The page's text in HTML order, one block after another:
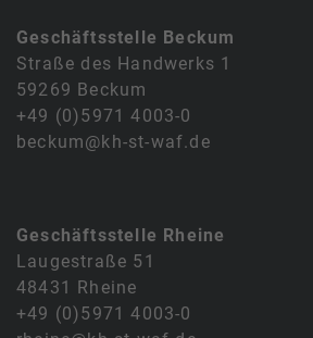
Geschäftsstelle Beckum
Straße des Handwerks 1
59269 Beckum
+49 (0)5971 4003-0
beckum@kh-st-waf.de
Geschäftsstelle Rheine
Laugestraße 51
48431 Rheine
+49 (0)5971 4003-0